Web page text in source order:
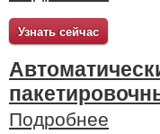
Узнать сейчас
Подробнее